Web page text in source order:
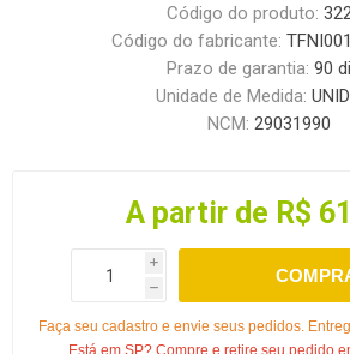
Código do produto:
Código do fabricante:
Prazo de garantia: 90
Unidade de Medida:
NCM: 29031990
A partir de R$
i
h
Faça seu cadastro e envie seus pedidos.
Está em SP? Compre e retire seu pedido